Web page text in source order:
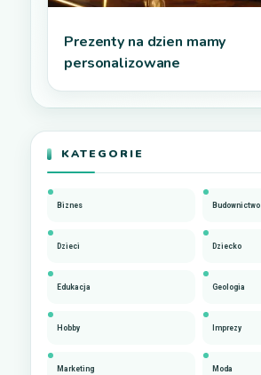
Prezenty na dzien mamy
personalizowane
KATEGORIE
Biznes Budownictwo
Dzieci Dziecko
Edukacja Geologia
Hobby Imprezy
Marketing Moda